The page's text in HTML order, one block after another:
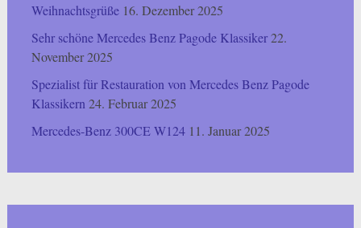
Weihnachtsgrüße 16. Dezember 2025
Sehr schöne Mercedes Benz Pagode Klassiker22.
November 2025
Spezialist für Restauration von Mercedes Benz Pagode
Klassikern 24. Februar 2025
Mercedes-Benz 300CE W124 11. Januar 2025